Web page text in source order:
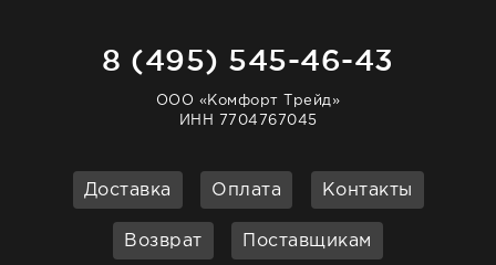
8 (495) 545-46-43
ООО «Комфорт Трейд»
ИНН 7704767045
Доставка Оплата Контакты
Возврат Поставщикам